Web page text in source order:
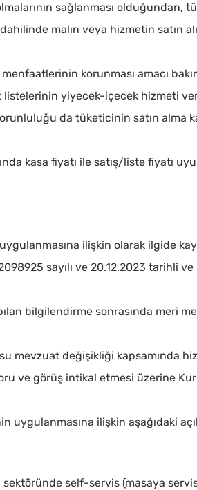
için enter tuşuna basınız
sağlanması olduğundan,
malın veya hizmetin satın
korunması amacı
yiyecek-içecek hizmeti
da tüketicinin satın alma
kasa fiyatı ile satış/liste fiyatı
ilişkin olarak ilgide
sayılı ve 20.12.2023 tarihli
bilgilendirme sonrasında meri
mevzuat değişikliği kapsamında
soru ve görüş intikal etmesi üzerine
uygulanmasına ilişkin aşağıdaki
sektöründe self-servis (masaya